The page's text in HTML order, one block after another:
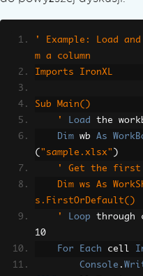
' Example: Load
m a column
Imports IronXL
Sub Main()
    '
Load the
Dim wb As
( "sample.xlsx" )
' Get the first
s.FirstOrDefault()
    '
Loop through
10
For
Each cell
Console .